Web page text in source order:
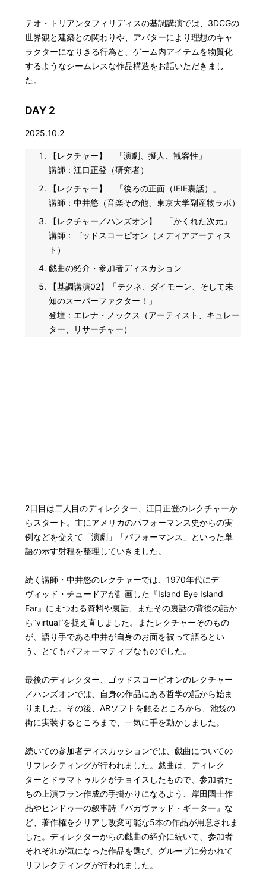
テオ・トリアンタフィリディスの基調講演では、3DCGの
世界観と建築との関わりや、アバターにより理想のキャ
ラクターになりきる行為と、ゲーム内アイテムを物質化
するようなシームレスな作品構造をお話いただきまし
た。
DAY 2
2025.10.2
【レクチャー】 「演劇、擬人、観客性」
講師：江口正登（研究者）
【レクチャー】 「後ろの正面（IEIE裏話）」
講師：中井悠（音楽その他、東京大学副産物ラボ）
【レクチャー／ハンズオン】 「かくれた次元」
講師：ゴッドスコーピオン（メディアアーティス
ト）
戯曲の紹介・参加者ディスカション
【基調講演02】「テクネ、ダイモーン、そして未
知のスーパーファクター！」
登壇：エレナ・ノックス（アーティスト、キュレー
ター、リサーチャー）
2日目は二人目のディレクター、江口正登のレクチャーか
らスタート。主にアメリカのパフォーマンス史からの実
例などを交えて「演劇」「パフォーマンス」といった単
語の示す射程を整理していきました。
続く講師・中井悠のレクチャーでは、1970年代にデ
ヴィッド・チュードアが計画した『Island Eye Island
Ear』にまつわる資料や裏話、またその裏話の背後の話か
ら“virtual”を捉え直しました。またレクチャーそのもの
が、語り手である中井が自身のお面を被って語るとい
う、とてもパフォーマティブなものでした。
最後のディレクター、ゴッドスコーピオンのレクチャー
／ハンズオンでは、自身の作品にある哲学の話から始ま
りました。その後、ARソフトを触るところから、池袋の
街に実装するところまで、一気に手を動かしました。
続いての参加者ディスカッションでは、戯曲についての
リフレクティングが行われました。戯曲は、ディレク
ターとドラマトゥルクがチョイスしたもので、参加者た
ちの上演プラン作成の手掛かりになるよう、岸田國士作
品やヒンドゥーの叙事詩『バガヴァッド・ギーター』な
ど、著作権をクリアし改変可能な5本の作品が用意されま
した。ディレクターからの戯曲の紹介に続いて、参加者
それぞれが気になった作品を選び、グループに分かれて
リフレクティングが行われました。